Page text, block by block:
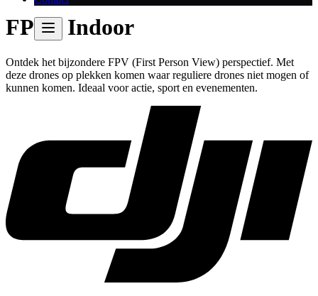
FPV / Indoor
Ontdek het bijzondere FPV (First Person View) perspectief. Met
deze drones op plekken komen waar reguliere drones niet mogen of
kunnen komen. Ideaal voor actie, sport en evenementen.